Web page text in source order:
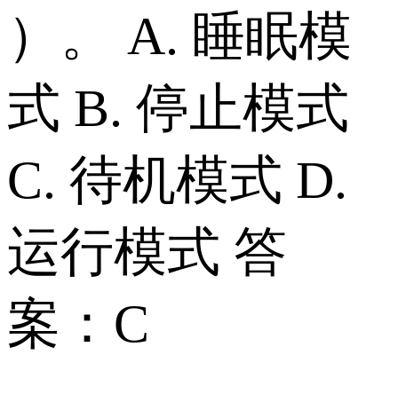
）。 A. 睡眠模
式 B. 停止模式
C. 待机模式 D.
运行模式 答
案：C